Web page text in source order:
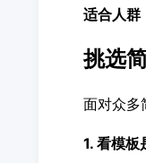
适合人群
挑选
面对众多
1. 看模板